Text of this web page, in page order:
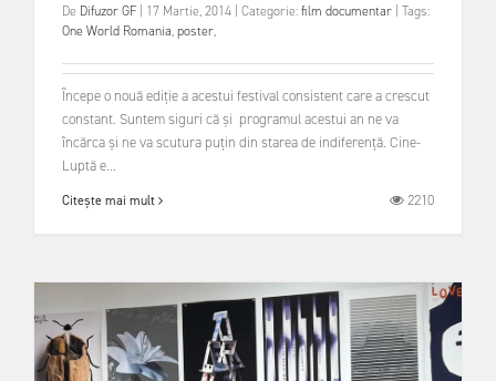
De Difuzor GF 17 Martie, 2014 Categorie:film documentar Tags:
One World Romania,poster,
Începe o nouă ediție a acestui festival consistent care a crescut
constant. Suntem siguri că și programul acestui an ne va
încărca și ne va scutura puțin din starea de indiferență. Cine-
Luptă e...
Citește mai mult 2210